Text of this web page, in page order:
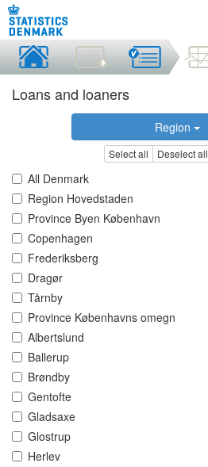
Loans and loaners
Region
Select all Deselect all
All Denmark
Region Hovedstaden
Province Byen København
Copenhagen
Frederiksberg
Dragør
Tårnby
Province Københavns omegn
Albertslund
Ballerup
Brøndby
Gentofte
Gladsaxe
Glostrup
Herlev